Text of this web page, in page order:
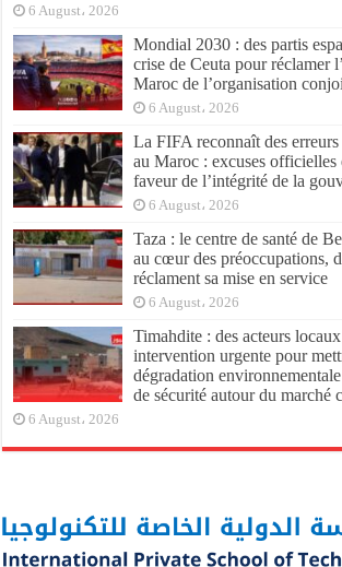
6 August، 2026
Mondial 2030 : des partis
crise de Ceuta pour réclamer
Maroc de l’organisation
6 August، 2026
La FIFA reconnaît des
au Maroc : excuses officielles
faveur de l’intégrité de la
6 August، 2026
Taza : le centre de santé de
au cœur des préoccupations,
réclament sa mise en service
6 August، 2026
Timahdite : des acteurs
intervention urgente pour
dégradation
de sécurité autour du marché
6 August، 2026